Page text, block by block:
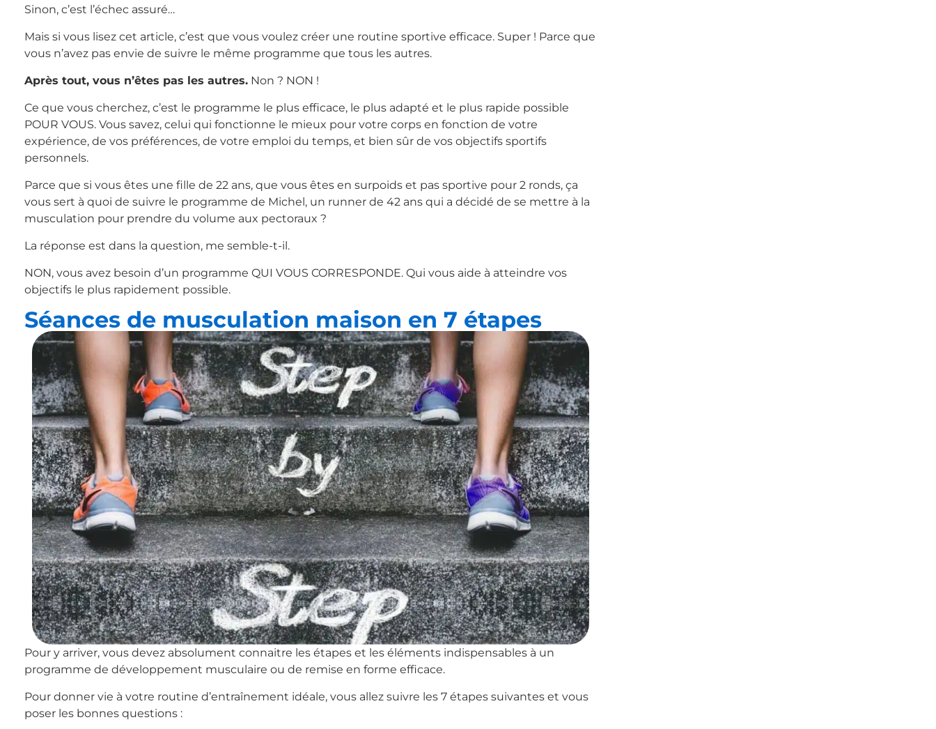
Sinon, c’est l’échec assuré…
Mais si vous lisez cet article, c’est que vous voulez créer une routine sportive efficace. Super ! Parce que
vous n’avez pas envie de suivre le même programme que tous les autres.
Après tout, vous n’êtes pas les autres. Non ? NON !
Ce que vous cherchez, c’est le programme le plus efficace, le plus adapté et le plus rapide possible
POUR VOUS. Vous savez, celui qui fonctionne le mieux pour votre corps en fonction de votre
expérience, de vos préférences, de votre emploi du temps, et bien sûr de vos objectifs sportifs
personnels.
Parce que si vous êtes une fille de 22 ans, que vous êtes en surpoids et pas sportive pour 2 ronds, ça
vous sert à quoi de suivre le programme de Michel, un runner de 42 ans qui a décidé de se mettre à la
musculation pour prendre du volume aux pectoraux ?
La réponse est dans la question, me semble-t-il.
NON, vous avez besoin d’un programme QUI VOUS CORRESPONDE. Qui vous aide à atteindre vos
objectifs le plus rapidement possible.
Séances de musculation maison en 7 étapes
Pour y arriver, vous devez absolument connaitre les étapes et les éléments indispensables à un
programme de développement musculaire ou de remise en forme efficace.
Pour donner vie à votre routine d’entraînement idéale, vous allez suivre les 7 étapes suivantes et vous
poser les bonnes questions :